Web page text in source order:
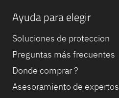
Ayuda para elegir
Soluciones de proteccion
Preguntas más frecuentes
Donde comprar ?
Asesoramiento de expertos